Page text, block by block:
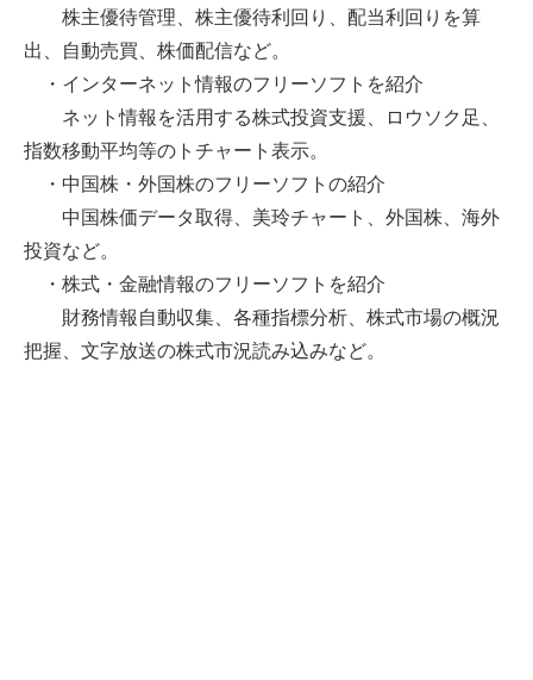
株主優待管理、株主優待利回り、配当利回りを算
出、自動売買、株価配信など。
・インターネット情報のフリーソフトを紹介
ネット情報を活用する株式投資支援、ロウソク足、
指数移動平均等のトチャート表示。
・中国株・外国株のフリーソフトの紹介
中国株価データ取得、美玲チャート、外国株、海外
投資など。
・株式・金融情報のフリーソフトを紹介
財務情報自動収集、各種指標分析、株式市場の概況
把握、文字放送の株式市況読み込みなど。